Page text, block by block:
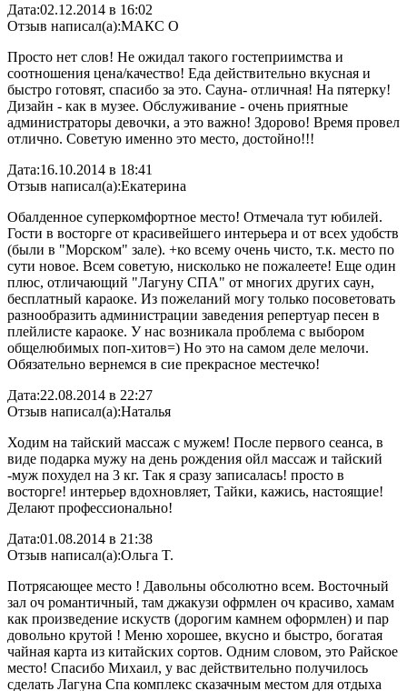
Дата:02.12.2014 в 16:02
Отзыв написал(а):МАКС О
Просто нет слов! Не ожидал такого гостеприимства и
соотношения цена/качество! Еда действительно вкусная и
быстро готовят, спасибо за это. Сауна- отличная! На пятерку!
Дизайн - как в музее. Обслуживание - очень приятные
администраторы девочки, а это важно! Здорово! Время провел
отлично. Советую именно это место, достойно!!!
Дата:16.10.2014 в 18:41
Отзыв написал(а):Екатерина
Обалденное суперкомфортное место! Отмечала тут юбилей.
Гости в восторге от красивейшего интерьера и от всех удобств
(были в "Морском" зале). +ко всему очень чисто, т.к. место по
сути новое. Всем советую, нисколько не пожалеете! Еще один
плюс, отличающий "Лагуну СПА" от многих других саун,
бесплатный караоке. Из пожеланий могу только посоветовать
разнообразить администрации заведения репертуар песен в
плейлисте караоке. У нас возникала проблема с выбором
общелюбимых поп-хитов=) Но это на самом деле мелочи.
Обязательно вернемся в сие прекрасное местечко!
Дата:22.08.2014 в 22:27
Отзыв написал(а):Наталья
Ходим на тайский массаж с мужем! После первого сеанса, в
виде подарка мужу на день рождения ойл массаж и тайский
-муж похудел на 3 кг. Так я сразу записалась! просто в
восторге! интерьер вдохновляет, Тайки, кажись, настоящие!
Делают профессионально!
Дата:01.08.2014 в 21:38
Отзыв написал(а):Ольга T.
Потрясающее место ! Давольны обсолютно всем. Восточный
зал оч романтичный, там джакузи офрмлен оч красиво, хамам
как произведение искуств (дорогим камнем оформлен) и пар
довольно крутой ! Меню хорошее, вкусно и быстро, богатая
чайная карта из китайских сортов. Одним словом, это Райское
место! Спасибо Михаил, у вас действительно получилось
сделать Лагуна Спа комплекс сказачным местом для отдыха